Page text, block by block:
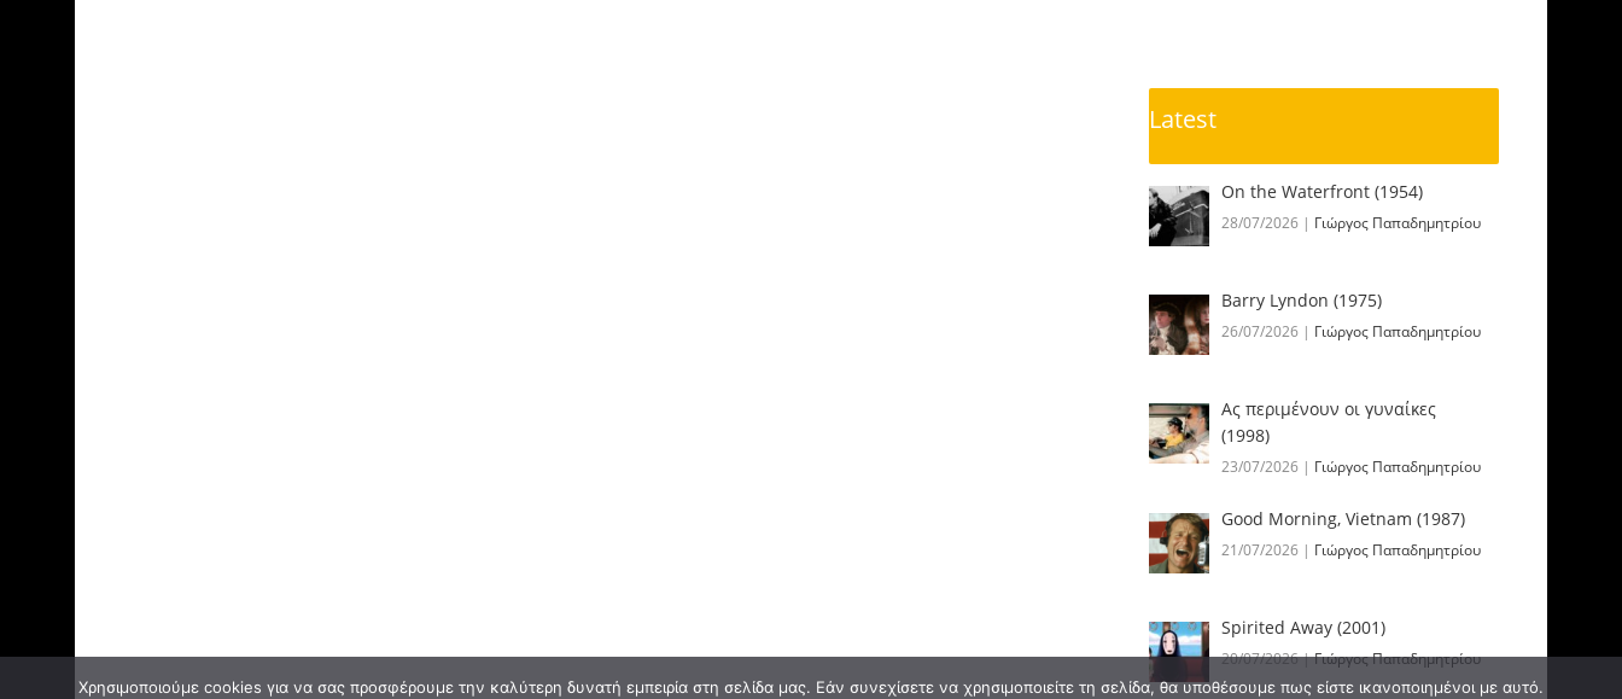
Latest
On the Waterfront (1954)
28/07/2026 | Γιώργος Παπαδημητρίου
Barry Lyndon (1975)
26/07/2026 | Γιώργος Παπαδημητρίου
Ας περιμένουν οι γυναίκες
(1998)
23/07/2026 | Γιώργος Παπαδημητρίου
Good Morning, Vietnam (1987)
21/07/2026 | Γιώργος Παπαδημητρίου
Spirited Away (2001)
20/07/2026|Γιώργος Παπαδημητρίου
Χρησιμοποιούμε cookies για να σας προσφέρουμε την καλύτερη δυνατή εμπειρία στη σελίδα μας. Εάν συνεχίσετε να χρησιμοποιείτε τη σελίδα, θα υποθέσουμε πως είστε ικανοποιημένοι με αυτό.